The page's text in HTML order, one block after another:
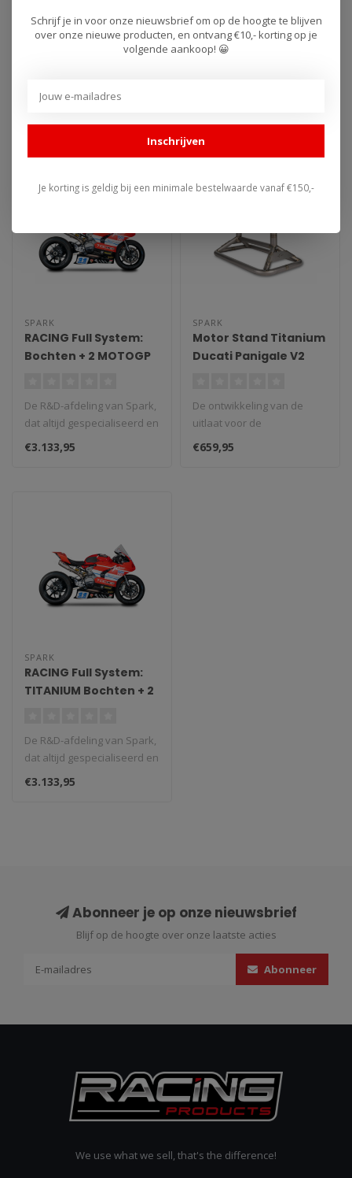
Serie Ducati
959/1299/V2 Panigale
voetsteun in één van de ze..
REPLICA SSP600:
TITANIUM Bochten + 2
RECTANGLE Dempers
SPARK
RACING Full System:
Bochten + 2 MOTOGP
De R&D-afdeling van Spark,
dat altijd gespecialiseerd en
gepassioneerd is gewees..
€3.133,95
SPARK
Motor Stand Titanium
Ducati Panigale V2
De ontwikkeling van de
uitlaat voor de
supersportmotor Honda
CBR1000RR komt tege..
€659,95
SPARK
RACING Full System:
TITANIUM Bochten + 2
V2/959
De R&D-afdeling van Spark,
dat altijd gespecialiseerd en
gepassioneerd is gewees..
€3.133,95
Abonneer je op onze nieuwsbrief
Blijf op de hoogte over onze laatste acties
Abonneer
We use what we sell, that's the difference!
Schrijf je in voor onze nieuwsbrief om op de hoogte te blijven
over onze nieuwe producten, en ontvang €10,- korting op je
volgende aankoop! 😀
Inschrijven
Je korting is geldig bij een minimale bestelwaarde vanaf €150,-